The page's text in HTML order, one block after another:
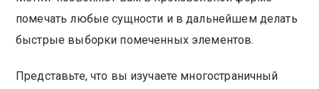
помечать любые сущности и в дальнейшем делать
быстрые выборки помеченных элементов.
Представьте, что вы изучаете многостраничный